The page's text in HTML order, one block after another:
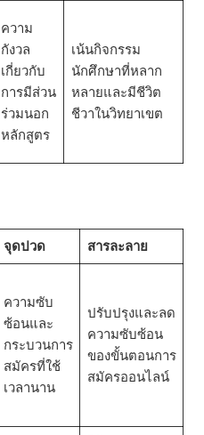
ความ
กังวล
เกี่ยวกับ
การมีส่วน
ร่วมนอก
หลักสูตร
เน้นกิจกรรม
นักศึกษาที่หลาก
หลายและมีชีวิต
ชีวาในวิทยาเขต
จุดปวด สารละลาย
ความซับ
ซ้อนและ
กระบวนการ
สมัครที่ใช้
เวลานาน
ปรับปรุงและลด
ความซับซ้อน
ของขั้นตอนการ
สมัครออนไลน์